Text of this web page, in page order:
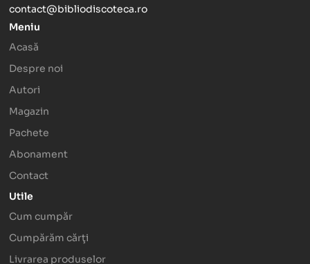
contact@bibliodiscoteca.ro
Meniu
Acasă
Despre noi
Autori
Magazin
Pachete
Abonament
Contact
Utile
Cum cumpăr
Cumpărăm cărţi
Livrarea produselor